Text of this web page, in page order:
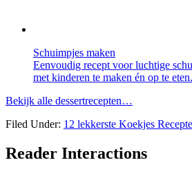
Schuimpjes maken
Eenvoudig recept voor luchtige
met kinderen te maken én op te eten.
Bekijk alle dessertrecepten…
Filed Under: 12 lekkerste Koekjes
Reader Interactions